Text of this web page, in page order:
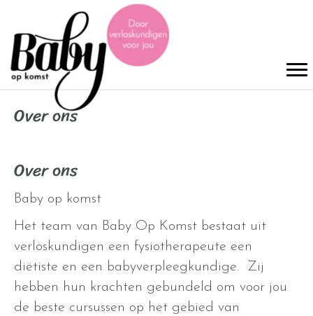
Over ons
Over ons
Baby op komst
Het team van Baby Op Komst bestaat uit
verloskundigen een fysiotherapeute een
diëtiste en een babyverpleegkundige. Zij
hebben hun krachten gebundeld om voor jou
de beste cursussen op het gebied van